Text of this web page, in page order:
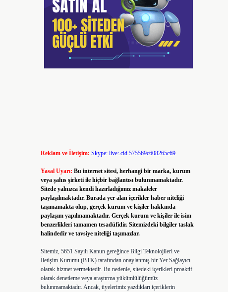
Reklam ve İletişim: Skype: live:.cid.575569c608265c69
Yasal Uyarı: Bu internet sitesi, herhangi bir marka, kurum
veya şahıs şirketi ile hiçbir bağlantısı bulunmamaktadır.
Sitede yalnızca kendi hazırladığımız makaleler
paylaşılmaktadır. Burada yer alan içerikler haber niteliği
taşımamakta olup, gerçek kurum ve kişiler hakkında
paylaşım yapılmamaktadır. Gerçek kurum ve kişiler ile isim
benzerlikleri tamamen tesadüfidir. Sitemizdeki bilgiler taslak
halindedir ve tavsiye niteliği taşımazlar.
Sitemiz, 5651 Sayılı Kanun gereğince Bilgi Teknolojileri ve
İletişim Kurumu (BTK) tarafından onaylanmış bir Yer Sağlayıcı
olarak hizmet vermektedir. Bu nedenle, sitedeki içerikleri proaktif
olarak denetleme veya araştırma yükümlülüğümüz
bulunmamaktadır. Ancak, üyelerimiz yazdıkları içeriklerin